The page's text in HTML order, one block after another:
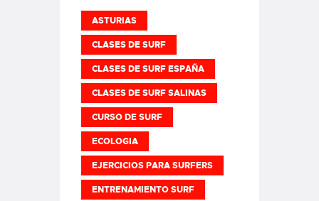
ASTURIAS
CLASES DE SURF
CLASES DE SURF ESPAÑA
CLASES DE SURF SALINAS
CURSO DE SURF
ECOLOGIA
EJERCICIOS PARA SURFERS
ENTRENAMIENTO SURF